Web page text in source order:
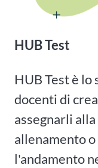
HUB Test
HUB Test è
docenti di
assegnarli
allenamento
l'andamento